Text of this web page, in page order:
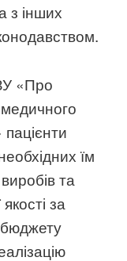
з інших
«Про
медичного
їм
та
за